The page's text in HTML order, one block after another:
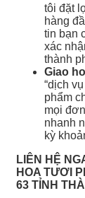
tôi đặt
hàng
tin bạn
xác
thành
Giao
“dịch
phẩm
mọi
nhanh
kỳ
LIÊN HỆ
HOA TƯƠI
63 TỈNH